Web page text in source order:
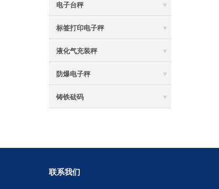
电子台秤
标签打印电子秤
液化气充装秤
防爆电子秤
铸铁砝码
联系我们